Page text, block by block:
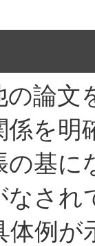
の論文
係を
の基
なさ
体例